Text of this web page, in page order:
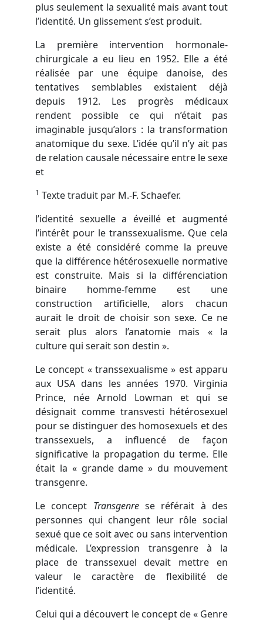
plus seulement la sexualité mais avant tout
l’identité. Un glissement s’est produit.
La première intervention hormonale-
chirurgicale a eu lieu en 1952. Elle a été
réalisée par une équipe danoise, des
tentatives semblables existaient déjà
depuis 1912. Les progrès médicaux
rendent possible ce qui n’était pas
imaginable jusqu’alors : la transformation
anatomique du sexe. L’idée qu’il n’y ait pas
de relation causale nécessaire entre le sexe
et
1 Texte traduit par M.-F. Schaefer.
l’identité sexuelle a éveillé et augmenté
l’intérêt pour le transsexualisme. Que cela
existe a été considéré comme la preuve
que la différence hétérosexuelle normative
est construite. Mais si la différenciation
binaire homme-femme est une
construction artificielle, alors chacun
aurait le droit de choisir son sexe. Ce ne
serait plus alors l’anatomie mais « la
culture qui serait son destin ».
Le concept « transsexualisme » est apparu
aux USA dans les années 1970. Virginia
Prince, née Arnold Lowman et qui se
désignait comme transvesti hétérosexuel
pour se distinguer des homosexuels et des
transsexuels, a influencé de façon
significative la propagation du terme. Elle
était la « grande dame » du mouvement
transgenre.
Le concept Transgenrese référait à des
personnes qui changent leur rôle social
sexué que ce soit avec ou sans intervention
médicale. L’expression transgenre à la
place de transsexuel devait mettre en
valeur le caractère de flexibilité de
l’identité.
Celui qui a découvert le concept de « Genre